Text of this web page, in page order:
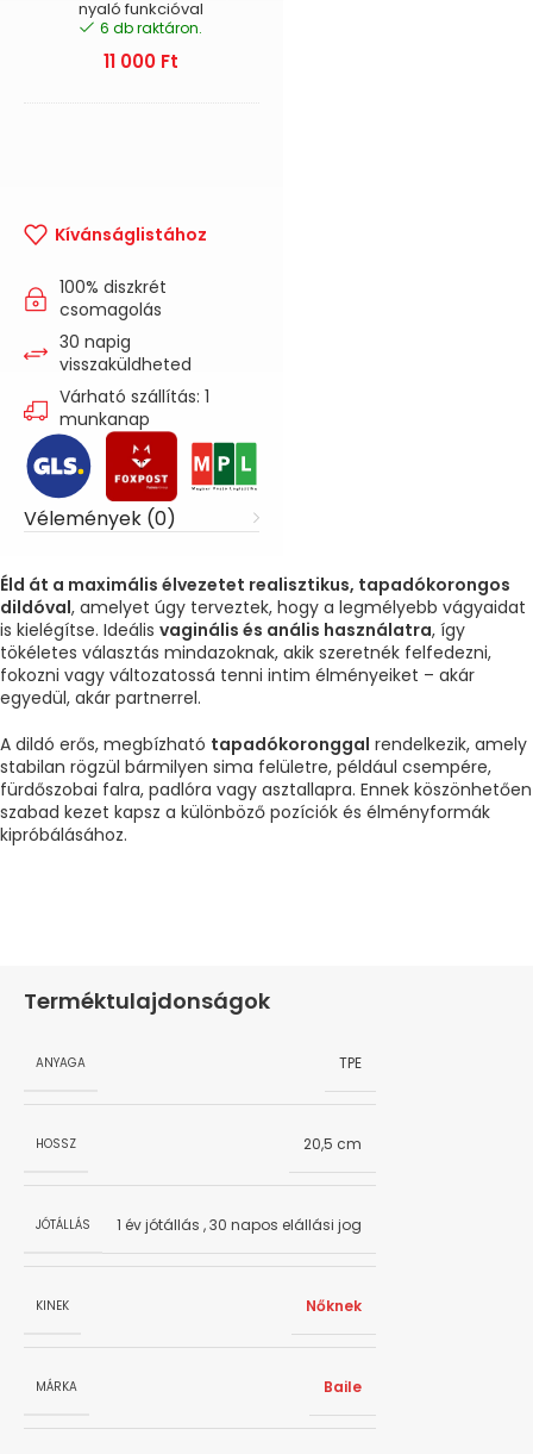
nyaló funkcióval
6 db raktáron.
11 000 Ft
Kívánságlistához
100% diszkrét
csomagolás
30 napig
visszaküldheted
Várható szállítás: 1
munkanap
Vélemények (0)
Éld át a maximális élvezetet realisztikus, tapadókorongos
dildóval, amelyet úgy terveztek, hogy a legmélyebb vágyaidat
is kielégítse. Ideális vaginális és anális használatra, így
tökéletes választás mindazoknak, akik szeretnék felfedezni,
fokozni vagy változatossá tenni intim élményeiket – akár
egyedül, akár partnerrel.
A dildó erős, megbízható tapadókoronggal rendelkezik, amely
stabilan rögzül bármilyen sima felületre, például csempére,
fürdőszobai falra, padlóra vagy asztallapra. Ennek köszönhetően
szabad kezet kapsz a különböző pozíciók és élményformák
kipróbálásához.
Terméktulajdonságok
ANYAGA TPE
HOSSZ 20,5 cm
JÓTÁLLÁS 1 év jótállás ,30 napos elállási jog
KINEK Nőknek
MÁRKA Baile